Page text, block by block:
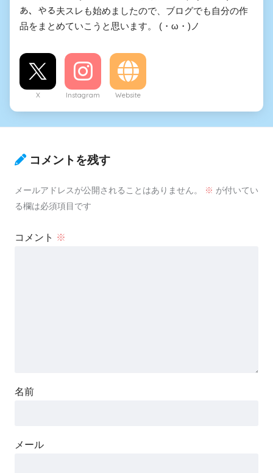
あ、やる夫スレも始めましたので、ブログでも自分の作
品をまとめていこうと思います。 (・ω・)ノ
X Instagram Website
コメントを残す
メールアドレスが公開されることはありません。 ※ が付いてい
る欄は必須項目です
コメント ※
名前
メール